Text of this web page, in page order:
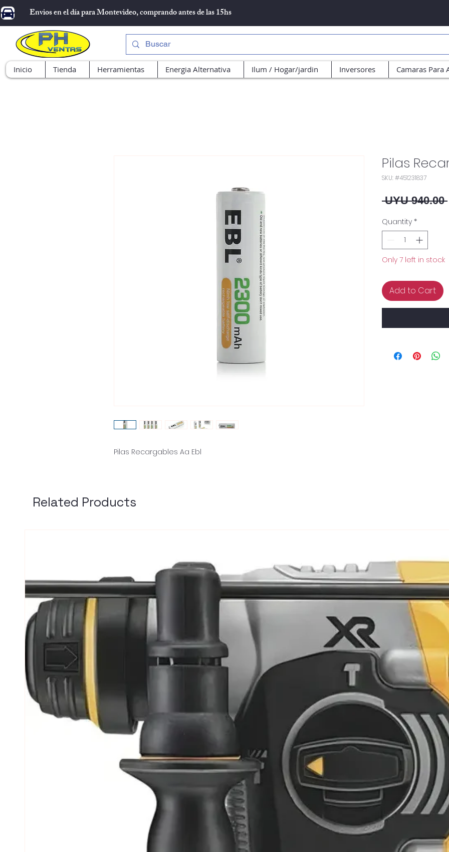
Envios en el día para Montevideo, comprando antes de las 15hs
Inicio Tienda Herramientas Energia Alternativa Ilum / Hogar/jardin Inversores Camaras Para
Pilas Recargables Aa Ebl
Pilas
SKU: #451231837
UYU 940.00
Quantity *
Only 7 left in stock
Add to Cart
Related Products